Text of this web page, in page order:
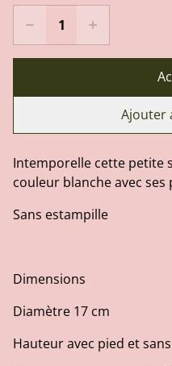
Ajouter
Intemporelle cette petite
couleur blanche avec ses
Sans estampille
Dimensions
Diamètre 17 cm
Hauteur avec pied et